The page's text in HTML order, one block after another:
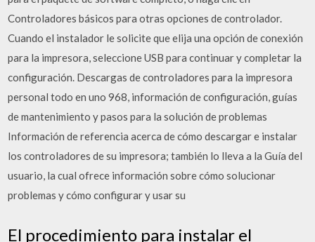
Controladores básicos para otras opciones de controlador.
Cuando el instalador le solicite que elija una opción de conexión
para la impresora, seleccione USB para continuar y completar la
configuración. Descargas de controladores para la impresora
personal todo en uno 968, información de configuración, guías
de mantenimiento y pasos para la solución de problemas
Información de referencia acerca de cómo descargar e instalar
los controladores de su impresora; también lo lleva a la Guía del
usuario, la cual ofrece información sobre cómo solucionar
problemas y cómo configurar y usar su
El procedimiento para instalar el